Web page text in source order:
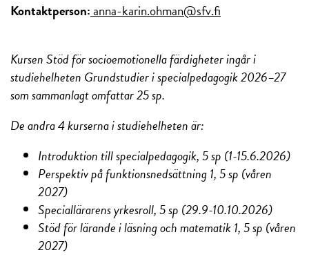
Kontaktperson:anna-karin.ohman@sfv.fi
Kursen Stöd för socioemotionella färdigheter ingår i
studiehelheten Grundstudier i specialpedagogik 2026–27
som sammanlagt omfattar 25 sp.
De andra 4 kurserna i studiehelheten är:
Introduktion till specialpedagogik, 5 sp (1-15.6.2026)
Perspektiv på funktionsnedsättning 1, 5 sp (våren
2027)
Speciallärarens yrkesroll, 5 sp (29.9-10.10.2026)
Stöd för lärande i läsning och matematik 1, 5 sp (våren
2027)